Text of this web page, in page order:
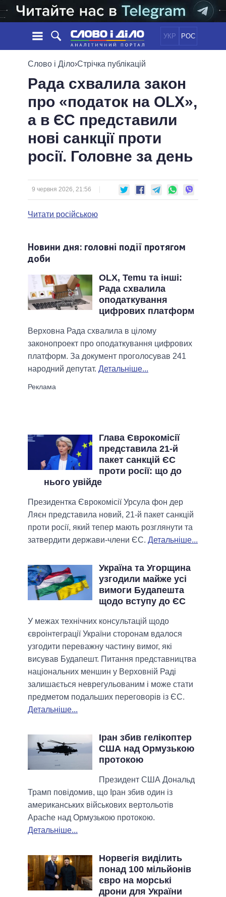
УКР РОС
НОВИНИ
СТРІЧКА
ПОДІЇ
СТАТТІ
ДУМКИ
ОГЛЯДИ
ДАЙДЖЕСТИ
ПОЛІТИКА
ЕКОНОМІКА
СУСПІЛЬСТВО
ОБIЦЯНКИ
ПОЛIТИКИ
УСІ ПОЛІТИКИ
ПРЕЗИДЕНТ І ОФІС
ВЕРХОВНА РАДА
ГОЛОВИ ОБЛАДМІНІСТРАЦІЙ
ВСІ ПЕРСОНИ
ІНФОГРАФІКА
ВІДЕО
ПОРІВНЯННЯ ПОЛІТИКІВ
Слово і Діло›Стрічка публікацій
Рада схвалила закон
про «податок на OLX»,
а в ЄС представили
нові санкції проти
росії. Головне за день
9 червня 2026, 21:56
Читати російською
Новини дня: головні події протягом
доби
OLX, Temu та інші:
Рада схвалила
оподаткування
цифрових платформ
Верховна Рада схвалила в цілому
законопроект про оподаткування цифрових
платформ. За документ проголосував 241
народний депутат. Детальніше...
Глава Єврокомісії
представила 21-й
пакет санкцій ЄС
проти росії: що до
нього увійде
Президентка Єврокомісії Урсула фон дер
Ляєн представила новий, 21-й пакет санкцій
проти росії, який тепер мають розглянути та
затвердити держави-члени ЄС. Детальніше...
Україна та Угорщина
узгодили майже усі
вимоги Будапешта
щодо вступу до ЄС
У межах технічних консультацій щодо
євроінтеграції України сторонам вдалося
узгодити переважну частину вимог, які
висував Будапешт. Питання представництва
національних меншин у Верховній Раді
залишається неврегульованим і може стати
предметом подальших переговорів із ЄС.
Детальніше...
Іран збив гелікоптер
США над Ормузькою
протокою
Президент США Дональд
Трамп повідомив, що Іран збив один із
американських військових вертольотів
Apache над Ормузькою протокою.
Детальніше...
Норвегія виділить
понад 100 мільйонів
євро на морські
дрони для України